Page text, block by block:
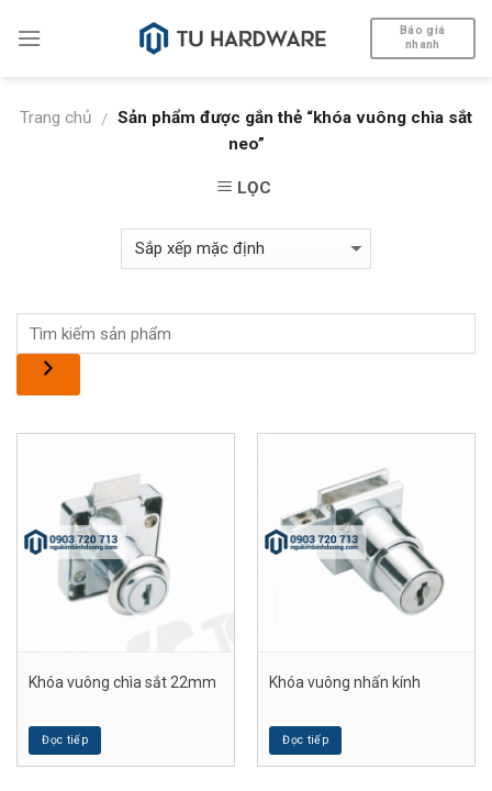
Báo giá
nhanh
Trang chủ / Sản phẩm được gắn thẻ “khóa vuông chìa sắt
neo”
LỌC
Khóa vuông chìa sắt 22mm
Đọc tiếp
Khóa vuông nhấn kính
Đọc tiếp